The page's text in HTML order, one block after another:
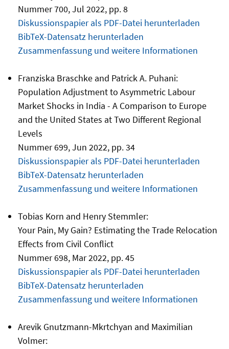
Nummer 700, Jul 2022, pp. 8
Diskussionspapier als PDF-Datei herunterladen
BibTeX-Datensatz herunterladen
Zusammenfassung und weitere Informationen
Franziska Braschke and Patrick A. Puhani:
Population Adjustment to Asymmetric Labour
Market Shocks in India - A Comparison to Europe
and the United States at Two Different Regional
Levels
Nummer 699, Jun 2022, pp. 34
Diskussionspapier als PDF-Datei herunterladen
BibTeX-Datensatz herunterladen
Zusammenfassung und weitere Informationen
Tobias Korn and Henry Stemmler:
Your Pain, My Gain? Estimating the Trade Relocation
Effects from Civil Conflict
Nummer 698, Mar 2022, pp. 45
Diskussionspapier als PDF-Datei herunterladen
BibTeX-Datensatz herunterladen
Zusammenfassung und weitere Informationen
Arevik Gnutzmann-Mkrtchyan and Maximilian
Volmer: